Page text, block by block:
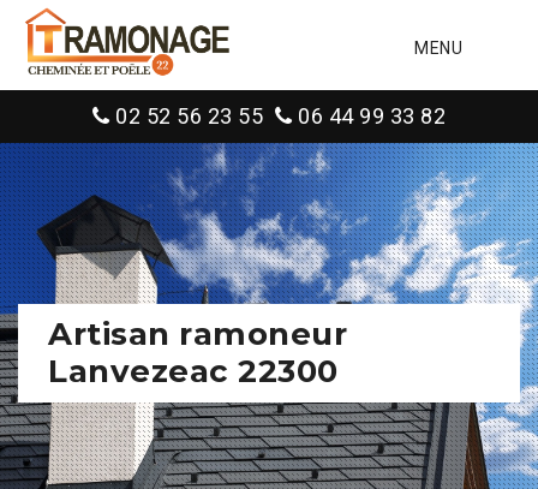
MENU
02 52 56 23 55 06 44 99 33 82
Artisan ramoneur
Lanvezeac 22300